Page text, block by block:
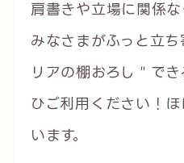
肩書きや立場に関係
みなさまがふっと立
リアの棚おろし＂で
ひご利用ください！
います。